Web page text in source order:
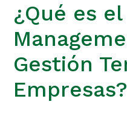
¿Qué es
Gestión
Empresas?